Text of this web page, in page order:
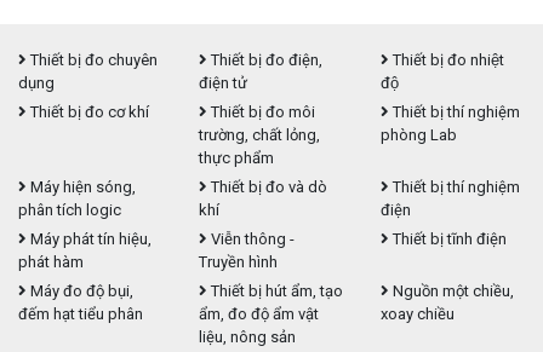
Thiết bị đo chuyên
dụng
Thiết bị đo điện,
điện tử
Thiết bị đo nhiệt
độ
Thiết bị đo cơ khí
Thiết bị đo môi
trường, chất lỏng,
thực phẩm
Thiết bị thí nghiệm
phòng Lab
Máy hiện sóng,
phân tích logic
Thiết bị đo và dò
khí
Thiết bị thí nghiệm
điện
Máy phát tín hiệu,
phát hàm
Viễn thông -
Truyền hình
Thiết bị tĩnh điện
Máy đo độ bụi,
đếm hạt tiểu phân
Thiết bị hút ẩm, tạo
ẩm, đo độ ẩm vật
liệu, nông sản
Nguồn một chiều,
xoay chiều